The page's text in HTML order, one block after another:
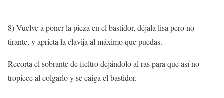
8) Vuelve a poner la pieza en el bastidor, déjala lisa pero no
tirante, y aprieta la clavija al máximo que puedas.
Recorta el sobrante de fieltro dejándolo al ras para que así no
tropiece al colgarlo y se caiga el bastidor.